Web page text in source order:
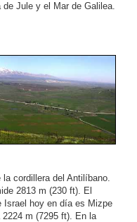
Jule y el Mar de Galilea.
cordillera del Antilíbano.
2813 m (230 ft). El
Israel hoy en día es Mizpe
2224 m (7295 ft). En la